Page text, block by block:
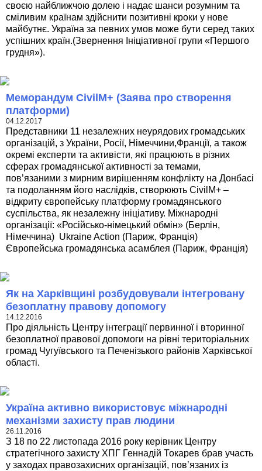
своєю найближчою долею і надає шанси розумним та
сміливим країнам здійснити позитивні кроки у нове
майбутнє. Україна за певних умов може бути серед таких
успішних країн.(Звернення Ініціативної групи «Першого
грудня»).
Меморандум CivilM+ (Заява про створення
платформи)
04.12.2017
Представники 11 незалежних неурядових громадських
організацій, з України, Росії, Німеччини,Франції, а також
окремі експерти та активісти, які працюють в різних
сферах громадянської активності за темами,
пов’язаними з мирним вирішенням конфлікту на Донбасі
та подоланням його наслідків, створюють CivilM+ –
відкриту європейську платформу громадянського
суспільства, як незалежну ініціативу. Міжнародні
організації: «Російсько-німецький обмін» (Берлін,
Німеччина) Ukraine Action (Париж, Франція)
Європейська громадянська асамблея (Париж, Франція)
Як на Харківщині розбудовували інтегровану
безоплатну правову допомогу
14.12.2016
Про діяльність Центру інтеграції первинної і вторинної
безоплатної правової допомоги на рівні територіальних
громад Чугуївського та Печенізького районів Харківської
області.
Україна активно використовує міжнародні
механізми захисту прав людини
26.11.2016
З 18 по 22 листопада 2016 року керівник Центру
стратегічного захисту ХПГ Геннадій Токарев брав участь
у заходах правозахисних організацій, пов’язаних із